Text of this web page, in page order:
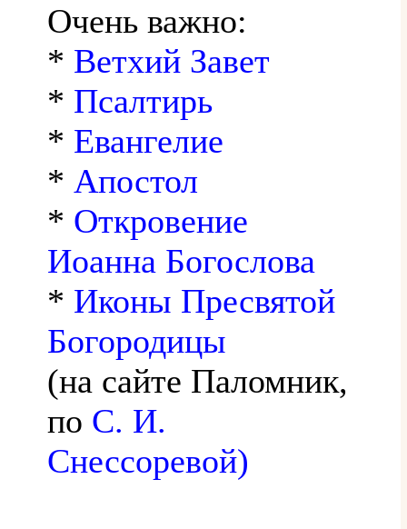
Очень важно:
* Ветхий Завет
* Псалтирь
* Евангелие
* Апостол
* Откровение
Иоанна Богослова
* Иконы Пресвятой
Богородицы
(на сайте Паломник,
по С. И.
Снессоревой)